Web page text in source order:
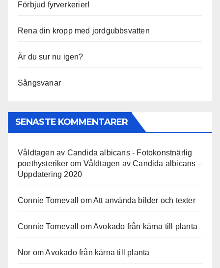
Förbjud fyrverkerier!
Rena din kropp med jordgubbsvatten
Är du sur nu igen?
Sångsvanar
SENASTE KOMMENTARER
Våldtagen av Candida albicans - Fotokonstnärlig
poethysterikerom Våldtagen av Candida albicans –
Uppdatering 2020
Connie Tornevall omAtt använda bilder och texter
Connie Tornevall omAvokado från kärna till planta
Nor omAvokado från kärna till planta